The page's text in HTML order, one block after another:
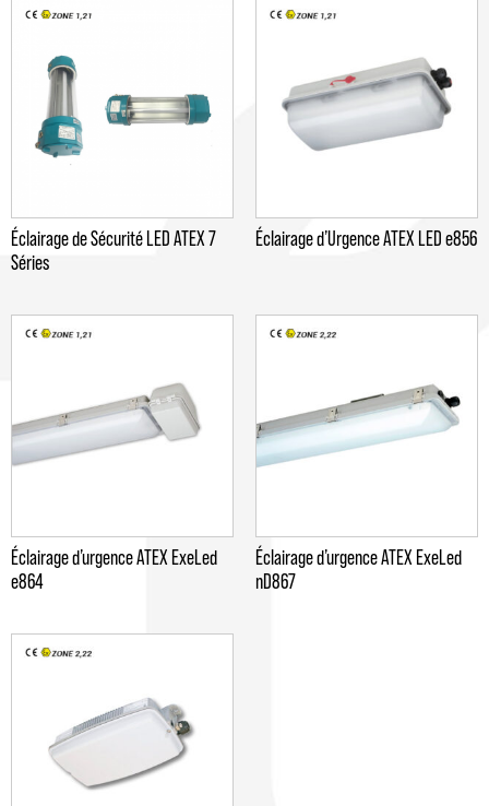
Éclairage de Sécurité LED ATEX 7
Séries
Éclairage d’Urgence ATEX LED e856
Éclairage d’urgence ATEX ExeLed
e864
Éclairage d’urgence ATEX ExeLed
nD867